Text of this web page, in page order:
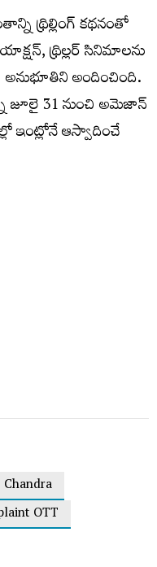
థ్రిల్లింగ్ కథనంతో
థ్రిల్లర్ సినిమాలను
అనుభూతిని అందించింది.
జూలై 31 నుంచి అమెజాన్
ఇంట్లోనే ఆస్వాదించే
OTT